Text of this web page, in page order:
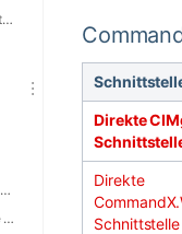
Einstellungen und Wissenswertes zur Alarmierung
Anbindungen und Lösungen über unsere Web-Schnittstelle (REST-API)
Use Cases - Tipps und Tricks für die Anwendung von DIVERA 24/7
Direkte
Direkte
Schnittstelle